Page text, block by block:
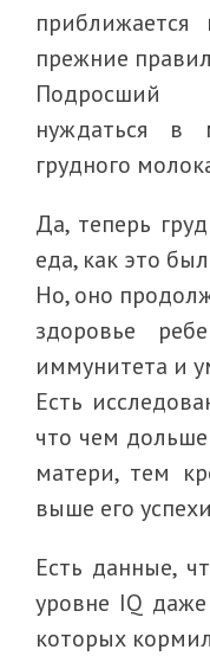
прежние
нуждаться
грудного
Да, теперь
еда, как это
Но, оно
здоровье
иммунитета и
Есть
что чем
матери, тем
выше его
Есть данные,
уровне IQ
которых